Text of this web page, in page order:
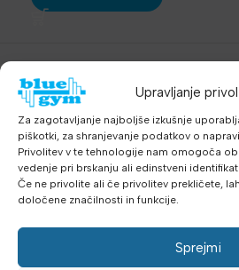
Upravljanje
Za zagotavljanje najboljše izkušnje
piškotki, za shranjevanje podatkov o
Privolitev v te tehnologije nam omogoča
vedenje pri brskanju ali edinstveni
Če ne privolite ali če privolitev prekličete,
določene značilnosti in funkcije.
Sprejmi